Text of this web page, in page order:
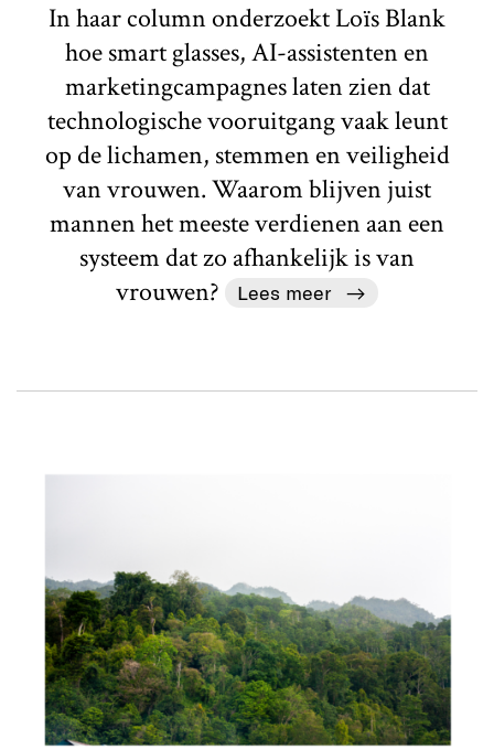
In haar column onderzoekt Loïs Blank
hoe smart glasses, AI-assistenten en
marketingcampagnes laten zien dat
technologische vooruitgang vaak leunt
op de lichamen, stemmen en veiligheid
van vrouwen. Waarom blijven juist
mannen het meeste verdienen aan een
systeem dat zo afhankelijk is van
vrouwen?
Lees meer